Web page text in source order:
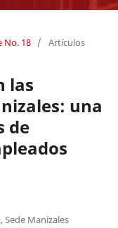
No. 18 / Artículos
las
una
de
Manizales